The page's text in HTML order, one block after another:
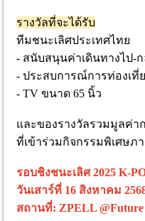
รางวัลที่จะได้รับ
ทีมชนะเลิศประเทศไทย
- สนับสนุนค่าเดินทางไป-
- ประสบการณ์การท่องเที่
- TV ขนาด 65 นิ้ว
และของรางวัลรวมมูลค่า
ที่เข้าร่วมกิจกรรมพิเศษภ
รอบชิงชนะเลิศ 2025 K-
วันเสาร์ที่ 16 สิงหาคม
สถานที่: ZPELL @Future